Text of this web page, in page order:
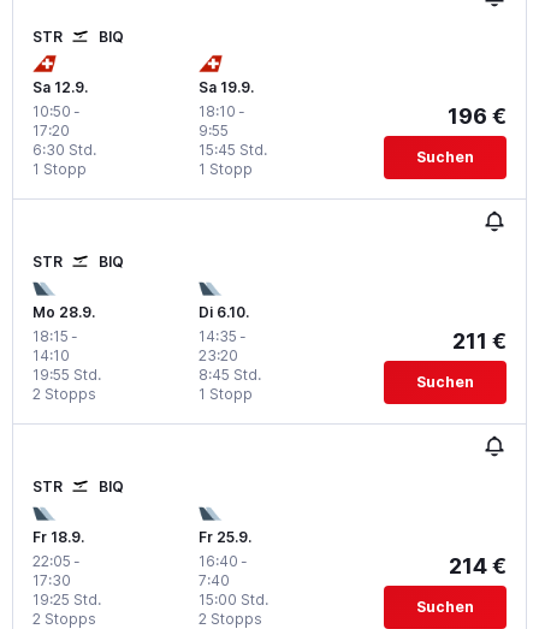
STR BIQ
Sa 12.9.
10:50 -
17:20
1 Stopp
6:30 Std.
Sa 19.9.
18:10 -
9:55
1 Stopp
15:45 Std.
196 €
Suchen
STR BIQ
Mo 28.9.
18:15 -
14:10
2 Stopps
19:55 Std.
Di 6.10.
14:35 -
23:20
1 Stopp
8:45 Std.
211 €
Suchen
STR BIQ
Fr 18.9.
22:05 -
17:30
2 Stopps
19:25 Std.
Fr 25.9.
16:40 -
7:40
2 Stopps
15:00 Std.
214 €
Suchen